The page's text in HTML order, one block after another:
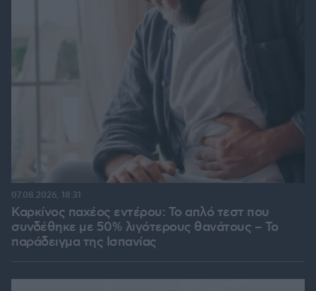
Καρκίνος παχέος εντέρου: Το απλό τεστ που
συνδέθηκε με 50% λιγότερους θανάτους – Το
παράδειγμα της Ισπανίας
07.08.2026, 18:31